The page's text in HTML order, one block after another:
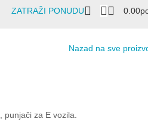
ZATRAŽI PONUDU 0.00
Nazad na sve
punjači za E vozila.